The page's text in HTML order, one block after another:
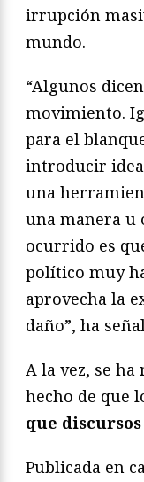
irrupción
mundo.
“Algunos
movimiento.
para el
introducir
una
una manera u
ocurrido es
político muy
aprovecha la
daño”, ha
A la vez, se
hecho de que
que
Publicada en